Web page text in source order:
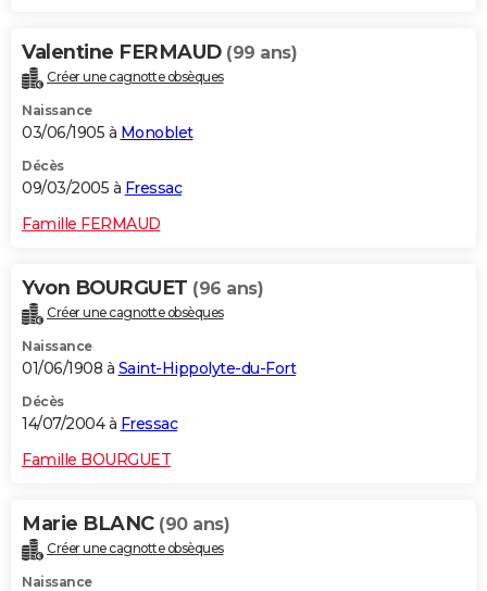
Valentine FERMAUD (99 ans)
Créer une cagnotte obsèques
Naissance
03/06/1905 à Monoblet
Décès
09/03/2005 à Fressac
Famille FERMAUD
Yvon BOURGUET (96 ans)
Créer une cagnotte obsèques
Naissance
01/06/1908 à Saint-Hippolyte-du-Fort
Décès
14/07/2004 à Fressac
Famille BOURGUET
Marie BLANC (90 ans)
Créer une cagnotte obsèques
Naissance